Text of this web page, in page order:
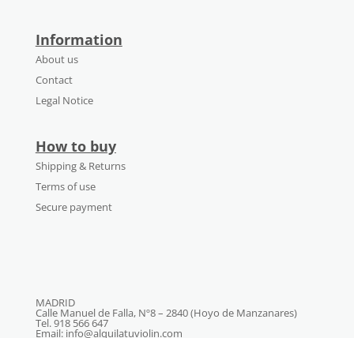
Information
About us
Contact
Legal Notice
How to buy
Shipping & Returns
Terms of use
Secure payment
MADRID
Calle Manuel de Falla, Nº8 – 2840 (Hoyo de Manzanares)
Tel. 918 566 647
Email: info@alquilatuviolin.com